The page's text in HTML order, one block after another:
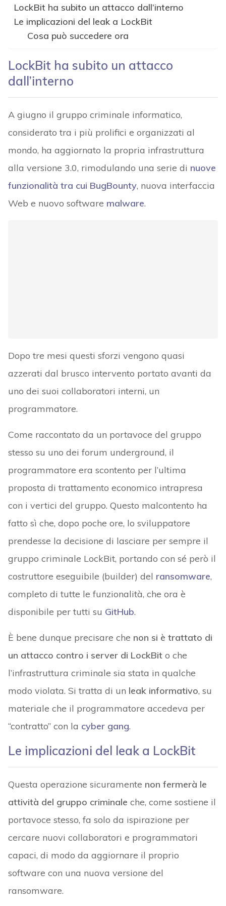
LockBit ha subito un attacco dall’interno
Le implicazioni del leak a LockBit
Cosa può succedere ora
LockBit ha subito un attacco
dall’interno
A giugno il gruppo criminale informatico,
considerato tra i più prolifici e organizzati al
mondo, ha aggiornato la propria infrastruttura
alla versione 3.0, rimodulando una serie di nuove
funzionalità tra cui BugBounty, nuova interfaccia
Web e nuovo software malware.
Dopo tre mesi questi sforzi vengono quasi
azzerati dal brusco intervento portato avanti da
uno dei suoi collaboratori interni, un
programmatore.
Come raccontato da un portavoce del gruppo
stesso su uno dei forum underground, il
programmatore era scontento per l’ultima
proposta di trattamento economico intrapresa
con i vertici del gruppo. Questo malcontento ha
fatto sì che, dopo poche ore, lo sviluppatore
prendesse la decisione di lasciare per sempre il
gruppo criminale LockBit, portando con sé però il
costruttore eseguibile (builder) del ransomware,
completo di tutte le funzionalità, che ora è
disponibile per tutti su GitHub.
È bene dunque precisare che non si è trattato di
un attacco contro i server di LockBito che
l’infrastruttura criminale sia stata in qualche
modo violata. Si tratta di un leak informativo, su
materiale che il programmatore accedeva per
“contratto” con la cyber gang.
Le implicazioni del leak a LockBit
Questa operazione sicuramente non fermerà le
attività del gruppo criminale che, come sostiene il
portavoce stesso, fa solo da ispirazione per
cercare nuovi collaboratori e programmatori
capaci, di modo da aggiornare il proprio
software con una nuova versione del
ransomware.